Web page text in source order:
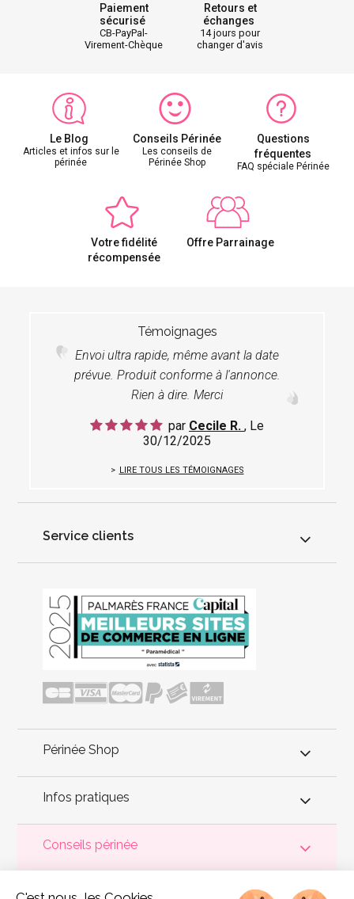
Paiement
sécurisé
CB-PayPal-
Virement-Chèque
Retours et
échanges
14 jours pour
changer d'avis
Le Blog
Articles et infos sur le
périnée
Conseils Périnée
Les conseils de
Périnée Shop
Questions
fréquentes
FAQ spéciale Périnée
Votre fidélité
récompensée
Offre Parrainage
Témoignages
Envoi ultra rapide, même avant la date
prévue. Produit conforme à l'annonce.
Rien à dire. Merci
par Cecile R. , Le
30/12/2025
LIRE TOUS LES TÉMOIGNAGES
Service clients
Périnée Shop
Infos pratiques
Conseils périnée